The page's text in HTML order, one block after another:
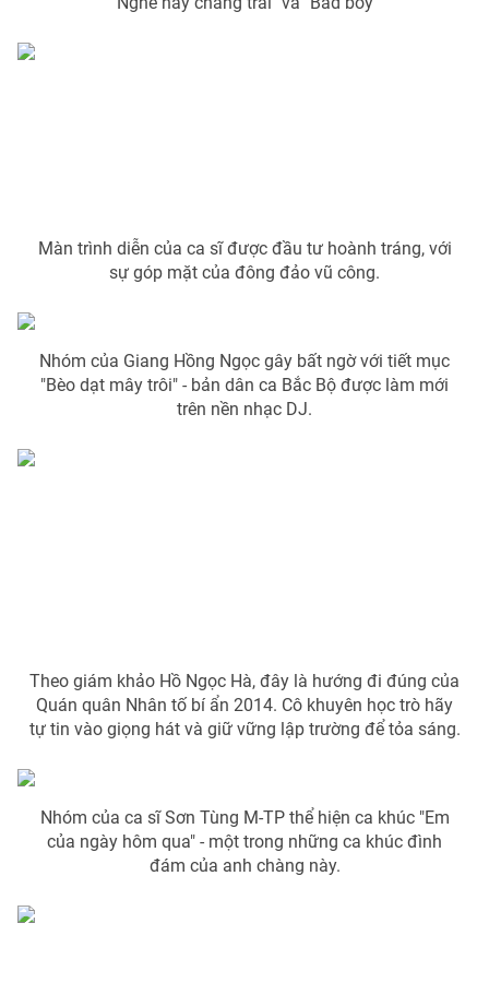
Màn trình diễn của ca sĩ được đầu tư hoành tráng, với
sự góp mặt của đông đảo vũ công.
Nhóm của Giang Hồng Ngọc gây bất ngờ với tiết mục
"Bèo dạt mây trôi" - bản dân ca Bắc Bộ được làm mới
trên nền nhạc DJ.
Theo giám khảo Hồ Ngọc Hà, đây là hướng đi đúng của
Quán quân Nhân tố bí ẩn 2014. Cô khuyên học trò hãy
tự tin vào giọng hát và giữ vững lập trường để tỏa sáng.
Nhóm của ca sĩ Sơn Tùng M-TP thể hiện ca khúc "Em
của ngày hôm qua" - một trong những ca khúc đình
đám của anh chàng này.